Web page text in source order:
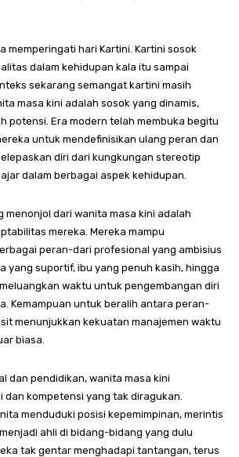
memperingati hari Kartini. Kartini sosok
dalam kehidupan kala itu sampai
sekarang semangat kartini masih
masa kini adalah sosok yang dinamis,
potensi. Era modern telah membuka begitu
untuk mendefinisikan ulang peran dan
diri dari kungkungan stereotip
dalam berbagai aspek kehidupan.
menonjol dari wanita masa kini adalah
mereka. Mereka mampu
peran-dari profesional yang ambisius
yang suportif, ibu yang penuh kasih, hingga
waktu untuk pengembangan diri
Kemampuan untuk beralih antara peran-
menunjukkan kekuatan manajemen waktu
biasa.
dan pendidikan, wanita masa kini
dan kompetensi yang tak diragukan.
menduduki posisi kepemimpinan, merintis
ahli di bidang-bidang yang dulu
tak gentar menghadapi tantangan, terus